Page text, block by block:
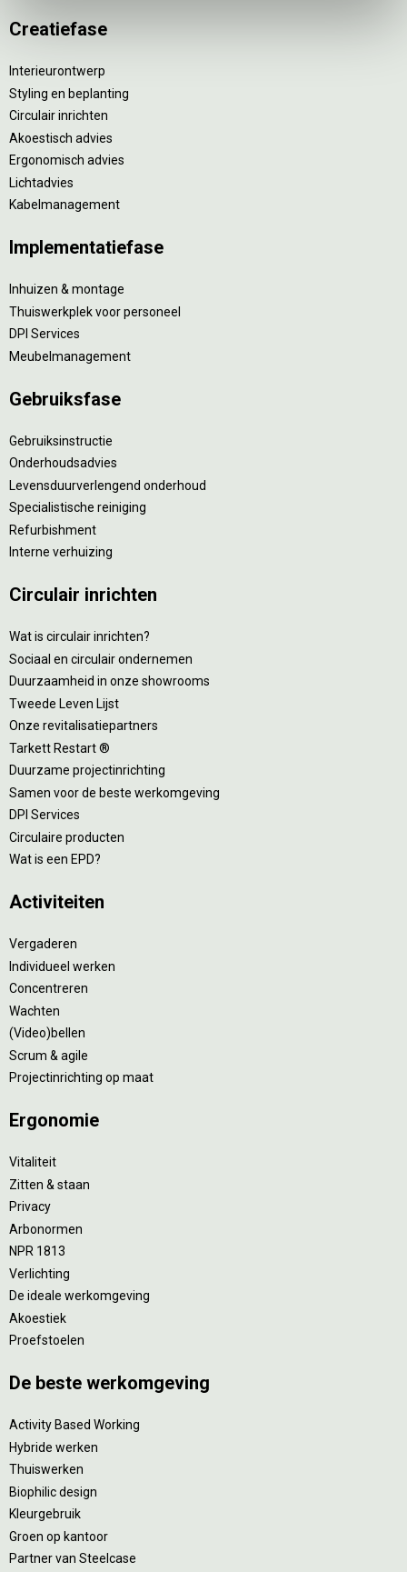
Creatiefase
Interieurontwerp
Styling en beplanting
Circulair inrichten
Akoestisch advies
Ergonomisch advies
Lichtadvies
Kabelmanagement
Implementatiefase
Inhuizen & montage
Thuiswerkplek voor personeel
DPI Services
Meubelmanagement
Gebruiksfase
Gebruiksinstructie
Onderhoudsadvies
Levensduurverlengend onderhoud
Specialistische reiniging
Refurbishment
Interne verhuizing
Circulair inrichten
Wat is circulair inrichten?
Sociaal en circulair ondernemen
Duurzaamheid in onze showrooms
Tweede Leven Lijst
Onze revitalisatiepartners
Tarkett Restart ®
Duurzame projectinrichting
Samen voor de beste werkomgeving
DPI Services
Circulaire producten
Wat is een EPD?
Activiteiten
Vergaderen
Individueel werken
Concentreren
Wachten
(Video)bellen
Scrum & agile
Projectinrichting op maat
Ergonomie
Vitaliteit
Zitten & staan
Privacy
Arbonormen
NPR 1813
Verlichting
De ideale werkomgeving
Akoestiek
Proefstoelen
De beste werkomgeving
Activity Based Working
Hybride werken
Thuiswerken
Biophilic design
Kleurgebruik
Groen op kantoor
Partner van Steelcase